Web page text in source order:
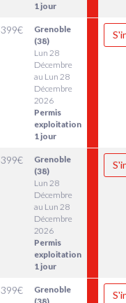
1 jour
399€
Grenoble
(38)
Lun 28
Décembre
au Lun 28
Décembre
2026
Permis
exploitation
1 jour
399€
Grenoble
(38)
Lun 28
Décembre
au Lun 28
Décembre
2026
Permis
exploitation
1 jour
399€
Grenoble